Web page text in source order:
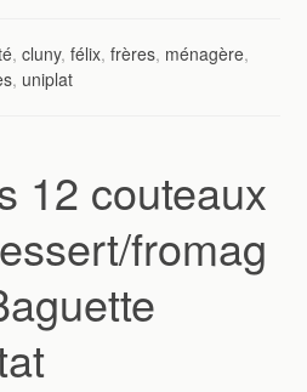
,cluny,félix,frères, ménagère,
, uniplat
12 couteaux
fromag